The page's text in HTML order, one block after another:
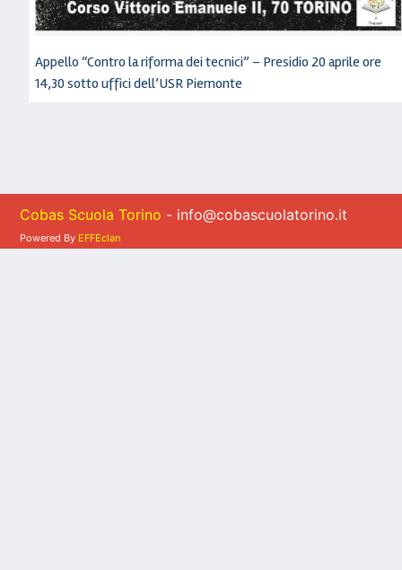
Appello “Contro la riforma dei tecnici” – Presidio 20 aprile ore
14,30 sotto uffici dell’USR Piemonte
Cobas Scuola Torino - info@cobascuolatorino.it
Powered By EFFEclan